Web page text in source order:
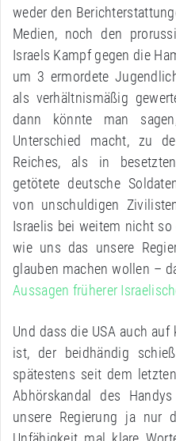
weder den
Medien, noch den
Israels Kampf gegen die
um 3 ermordete
als verhältnismäßig
dann könnte man
Unterschied macht, zu
Reiches, als in
getötete deutsche
von unschuldigen
Israelis bei weitem nicht
wie uns das unsere
glauben machen wollen –
Aussagen früherer
Und dass die USA auch
ist, der beidhändig
spätestens seit dem
Abhörskandal des
unsere Regierung ja nur